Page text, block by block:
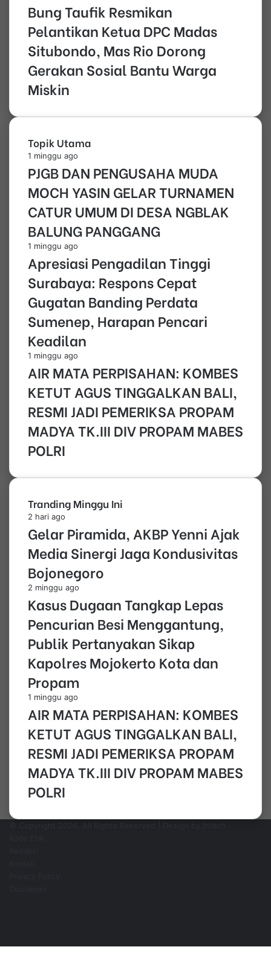
Bung Taufik Resmikan
Pelantikan Ketua DPC Madas
Situbondo, Mas Rio Dorong
Gerakan Sosial Bantu Warga
Miskin
Topik Utama
1 minggu ago
PJGB DAN PENGUSAHA MUDA
MOCH YASIN GELAR TURNAMEN
CATUR UMUM DI DESA NGBLAK
BALUNG PANGGANG
1 minggu ago
Apresiasi Pengadilan Tinggi
Surabaya: Respons Cepat
Gugatan Banding Perdata
Sumenep, Harapan Pencari
Keadilan
1 minggu ago
AIR MATA PERPISAHAN: KOMBES
KETUT AGUS TINGGALKAN BALI,
RESMI JADI PEMERIKSA PROPAM
MADYA TK.III DIV PROPAM MABES
POLRI
Tranding Minggu Ini
2 hari ago
Gelar Piramida, AKBP Yenni Ajak
Media Sinergi Jaga Kondusivitas
Bojonegoro
2 minggu ago
Kasus Dugaan Tangkap Lepas
Pencurian Besi Menggantung,
Publik Pertanyakan Sikap
Kapolres Mojokerto Kota dan
Propam
1 minggu ago
AIR MATA PERPISAHAN: KOMBES
KETUT AGUS TINGGALKAN BALI,
RESMI JADI PEMERIKSA PROPAM
MADYA TK.III DIV PROPAM MABES
POLRI